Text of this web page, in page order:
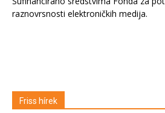
raznovrsnosti elektroničkih medija.
Friss hírek